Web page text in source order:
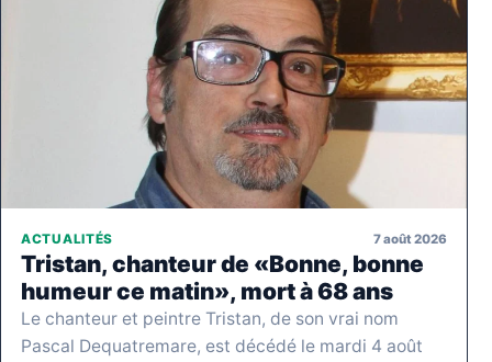
ACTUALITÉS 7 août 2026
Tristan, chanteur de «Bonne, bonne
humeur ce matin», mort à 68 ans
Le chanteur et peintre Tristan, de son vrai nom
Pascal Dequatremare, est décédé le mardi 4 août